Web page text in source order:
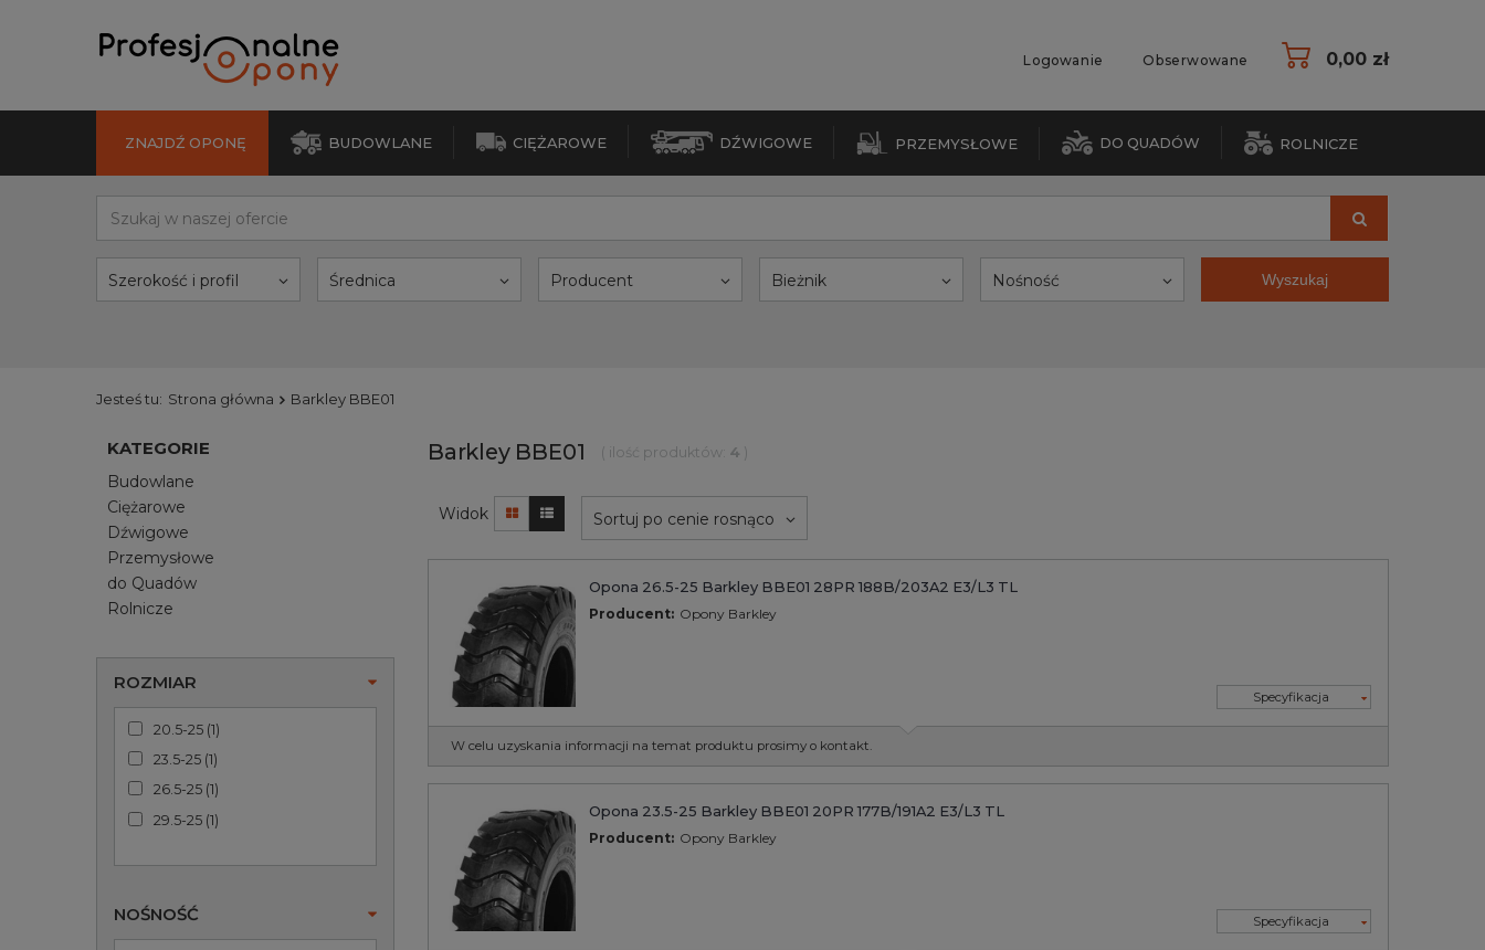
Logowanie Obserwowane 0,00 zł
ZNAJDŹ OPONĘ BUDOWLANE CIĘŻAROWE DŹWIGOWE PRZEMYSŁOWE DO QUADÓW ROLNICZE
Szerokość i profil Średnica Producent Bieżnik Nośność Wyszukaj
Jesteś tu: Strona główna Barkley BBE01
KATEGORIE
Budowlane
Ciężarowe
Dźwigowe
Przemysłowe
do Quadów
Rolnicze
ROZMIAR
20.5-25 (1)
23.5-25 (1)
26.5-25 (1)
29.5-25 (1)
NOŚNOŚĆ
Barkley BBE01 ( ilość produktów: 4 )
Widok Sortuj po cenie rosnąco
Opona 26.5-25 Barkley BBE01 28PR 188B/203A2 E3/L3 TL
Producent: Opony Barkley
Specyfikacja
W celu uzyskania informacji na temat produktu prosimy o kontakt.
Opona 23.5-25 Barkley BBE01 20PR 177B/191A2 E3/L3 TL
Producent: Opony Barkley
Specyfikacja